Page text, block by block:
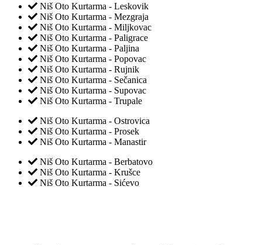
Niš Oto Kurtarma - Leskovik
Niš Oto Kurtarma - Mezgraja
Niš Oto Kurtarma - Miljkovac
Niš Oto Kurtarma - Paligrace
Niš Oto Kurtarma - Paljina
Niš Oto Kurtarma - Popovac
Niš Oto Kurtarma - Rujnik
Niš Oto Kurtarma - Sečanica
Niš Oto Kurtarma - Supovac
Niš Oto Kurtarma - Trupale
Niš Oto Kurtarma - Ostrovica
Niš Oto Kurtarma - Prosek
Niš Oto Kurtarma - Manastir
Niš Oto Kurtarma - Berbatovo
Niš Oto Kurtarma - Krušce
Niš Oto Kurtarma - Sićevo